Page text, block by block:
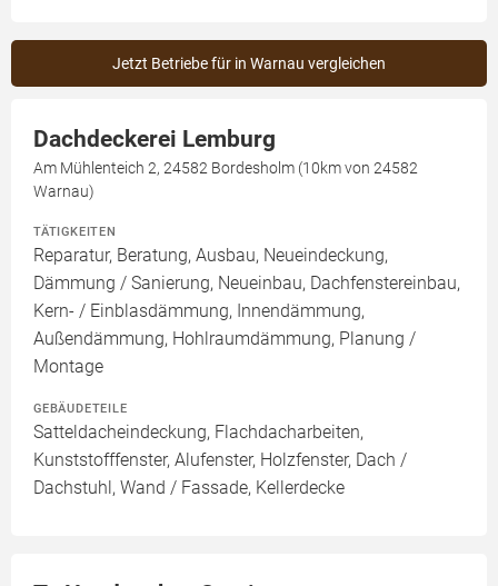
Jetzt Betriebe für in Warnau vergleichen
Dachdeckerei Lemburg
Am Mühlenteich 2, 24582 Bordesholm (10km von 24582
Warnau)
TÄTIGKEITEN
Reparatur, Beratung, Ausbau, Neueindeckung,
Dämmung / Sanierung, Neueinbau, Dachfenstereinbau,
Kern- / Einblasdämmung, Innendämmung,
Außendämmung, Hohlraumdämmung, Planung /
Montage
GEBÄUDETEILE
Satteldacheindeckung, Flachdacharbeiten,
Kunststofffenster, Alufenster, Holzfenster, Dach /
Dachstuhl, Wand / Fassade, Kellerdecke